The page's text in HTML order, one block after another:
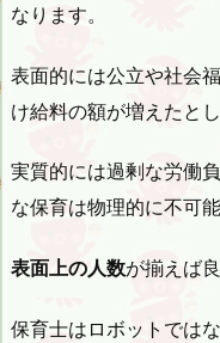
なります。
表面的には公立や社会
け給料の額が増えたと
実質的には過剰な労働
な保育は物理的に不可能
表面上の人数が揃えば
保育士はロボットでは